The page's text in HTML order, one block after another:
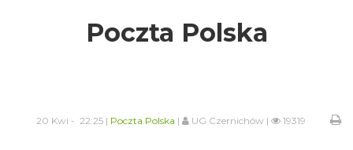
Poczta Polska
20 Kwi - 22:25 | Poczta Polska | UG Czernichów | 19319